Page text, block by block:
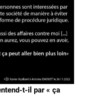
t-il par « ça